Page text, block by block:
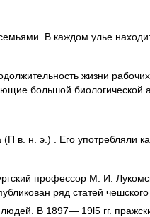
В каждом улье
жизни
большой биологической
в. н. э.) . Его употребляли
профессор М. И.
ряд статей
В 1897— 19l5 гг.